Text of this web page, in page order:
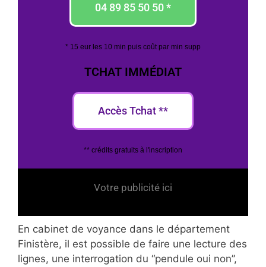
04 89 85 50 50 *
* 15 eur les 10 min puis coût par min supp
TCHAT IMMÉDIAT
Accès Tchat **
** crédits gratuits à l'inscription
Votre publicité ici
En cabinet de voyance dans le département
Finistère, il est possible de faire une lecture des
lignes, une interrogation du “pendule oui non”,